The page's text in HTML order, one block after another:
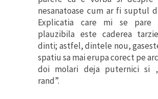
nesanatoase cum ar fi suptul
Explicatia care mi se pare
plauzibila este caderea
dinti; astfel, dintele nou,
spatiu sa mai erupa corect pe
doi molari deja puternici si
rand”.